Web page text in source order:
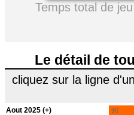
Temps total de
Le détail de
cliquez sur la ligne
Aout 2025 (+) 90